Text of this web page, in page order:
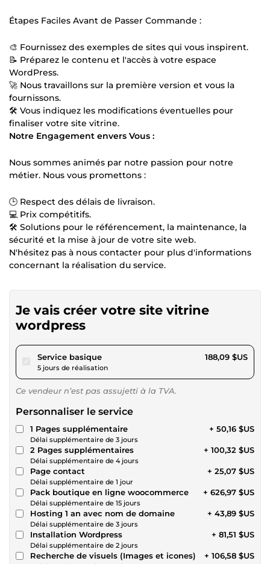
Étapes Faciles Avant de Passer Commande :
🎨 Fournissez des exemples de sites qui vous inspirent.
📝 Préparez le contenu et l'accès à votre espace
WordPress.
🚀 Nous travaillons sur la première version et vous la
fournissons.
🛠️ Vous indiquez les modifications éventuelles pour
finaliser votre site vitrine.
Notre Engagement envers Vous :
Nous sommes animés par notre passion pour notre
métier. Nous vous promettons :
🕒 Respect des délais de livraison.
💻 Prix compétitifs.
🛠️ Solutions pour le référencement, la maintenance, la
sécurité et la mise à jour de votre site web.
N'hésitez pas à nous contacter pour plus d'informations
concernant la réalisation du service.
Je vais créer votre site vitrine
wordpress
Service basiquepour 173,36 $US
5 jours de réalisation
188,09 $US
Ce vendeur n’est pas assujetti à la TVA.
Personnaliser le service
1 Pages supplémentaire
Délai supplémentaire de 3 jours
+ 50,16 $US
2 Pages supplémentaires
Délai supplémentaire de 4 jours
+ 100,32 $US
Page contact
Délai supplémentaire de 1 jour
+ 25,07 $US
Pack boutique en ligne woocommerce
Délai supplémentaire de 15 jours
+ 626,97 $US
Hosting 1 an avec nom de domaine
Délai supplémentaire de 3 jours
+ 43,89 $US
Installation Wordpress
Délai supplémentaire de 2 jours
+ 81,51 $US
Recherche de visuels (Images et icones) + 106,58 $US